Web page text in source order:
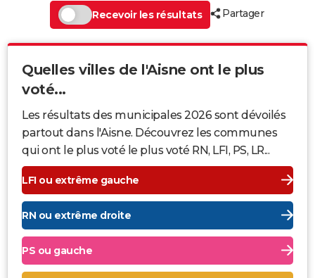
Recevoir les résultats
Partager
Quelles villes de l'Aisne ont le plus
voté...
Les résultats des municipales 2026 sont dévoilés
partout dans l'Aisne. Découvrez les communes
qui ont le plus voté le plus voté RN, LFI, PS, LR...
LFI ou extrême gauche
RN ou extrême droite
PS ou gauche